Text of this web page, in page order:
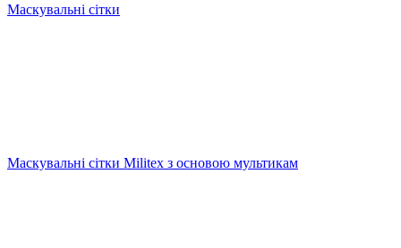
Маскувальні сітки
Маскувальні сітки Militex з основою мультикам